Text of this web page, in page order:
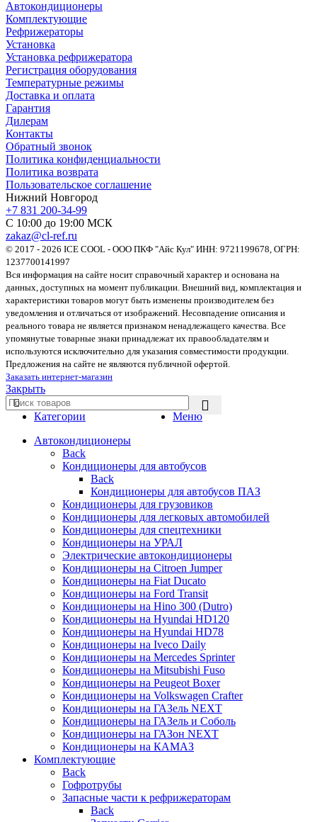
Автокондиционеры
Комплектующие
Рефрижераторы
Установка
Установка рефрижератора
Регистрация оборудования
Температурные режимы
Доставка и оплата
Гарантия
Дилерам
Контакты
Обратный звонок
Политика конфиденциальности
Политика возврата
Пользовательское соглашение
Нижний Новгород
+7 831 200-34-99
С 10:00 до 19:00 МСК
zakaz@cl-ref.ru
© 2017 - 2026 ICE COOL - ООО ПКФ "Айс Кул" ИНН: 9721199678, ОГРН:
1237700141997
Вся информация на сайте носит справочный характер и основана на
данных, доступных на момент публикации. Внешний вид, комплектация и
характеристики товаров могут быть изменены производителем без
уведомления и отличаться от изображений. Несовпадение описания и
реального товара не является признаком ненадлежащего качества. Все
упомянутые товарные знаки принадлежат их правообладателям и
используются исключительно для указания совместимости продукции.
Предложения на сайте не являются публичной офертой.
Заказать интернет-магазин
Закрыть
Меню
Категории
Автокондиционеры
Back
Кондиционеры для автобусов
Back
Кондиционеры для автобусов ПАЗ
Кондиционеры для грузовиков
Кондиционеры для легковых автомобилей
Кондиционеры для спецтехники
Кондиционеры на УРАЛ
Электрические автокондиционеры
Кондиционеры на Citroen Jumper
Кондиционеры на Fiat Ducato
Кондиционеры на Ford Transit
Кондиционеры на Hino 300 (Dutro)
Кондиционеры на Hyundai HD120
Кондиционеры на Hyundai HD78
Кондиционеры на Iveco Daily
Кондиционеры на Mercedes Sprinter
Кондиционеры на Mitsubishi Fuso
Кондиционеры на Peugeot Boxer
Кондиционеры на Volkswagen Crafter
Кондиционеры на ГАЗель NEXT
Кондиционеры на ГАЗель и Соболь
Кондиционеры на ГАЗон NEXT
Кондиционеры на КАМАЗ
Комплектующие
Back
Гофротрубы
Запасные части к рефрижераторам
Back